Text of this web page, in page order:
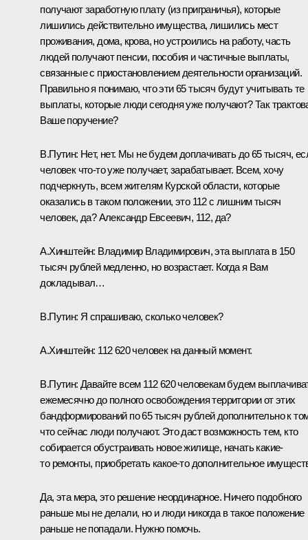
получают заработную плату (из приграничья), которые
лишились действительно имущества, лишились мест
проживания, дома, крова, но устроились на работу, часть
людей получают пенсии, пособия и частичные выплаты,
связанные с приостановлением деятельности организаций.
Правильно я понимаю, что эти 65 тысяч будут учитывать те
выплаты, которые люди сегодня уже получают? Так
Ваше поручение?
В.Путин: Нет, нет. Мы не будем доплачивать до 65 тысяч,
человек что-то уже получает, зарабатывает. Всем, хочу
подчеркнуть, всем жителям Курской области, которые
оказались в таком положении, это 112 с лишним тысяч
человек, да? Александр Евсеевич, 112, да?
А.Хинштейн: Владимир Владимирович, эта выплата в 150
тысяч рублей медленно, но возрастает. Когда я Вам
докладывал…
В.Путин: Я спрашиваю, сколько человек?
А.Хинштейн: 112 620 человек на данный момент.
В.Путин: Давайте всем 112 620 человекам будем
ежемесячно до полного освобождения территории от этих
бандформирований по 65 тысяч рублей дополнительно к
что сейчас люди получают. Это даст возможность тем, кто
собирается обустраивать новое жилище, начать какие-
то ремонты, приобретать какое-то дополнительное
Да, эта мера, это решение неординарное. Ничего подобного
раньше мы не делали, но и люди никогда в такое положение
раньше не попадали. Нужно помочь.